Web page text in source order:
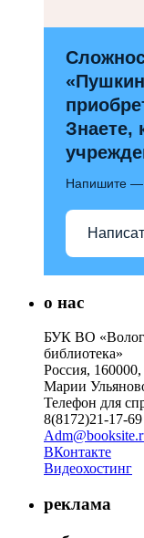
Знаете,
Напишите
о нас
БУК ВО
библиотека»
Россия,
Марии
Телефон для
8(8172)21-17-69
ВКонтакте
Видеохостинг
реклама